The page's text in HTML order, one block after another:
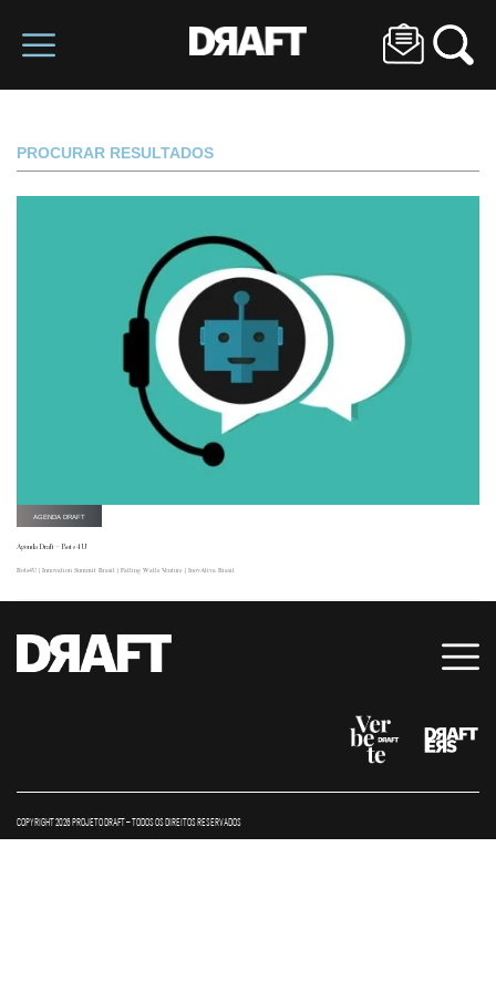
PROCURAR RESULTADOS
AGENDA DRAFT
Agenda Draft – Bots4U
Bots4U | Innovation Summit Brasil | Falling Walls Venture | InovAtiva Brasil
COPYRIGHT 2026 PROJETO DRAFT – TODOS OS DIREITOS RESERVADOS